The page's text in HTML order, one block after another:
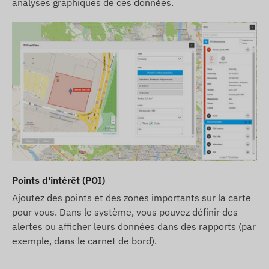
Points d'intérêt (POI)
Ajoutez des points et des zones importants sur la carte
pour vous. Dans le système, vous pouvez définir des
alertes ou afficher leurs données dans des rapports (par
exemple, dans le carnet de bord).